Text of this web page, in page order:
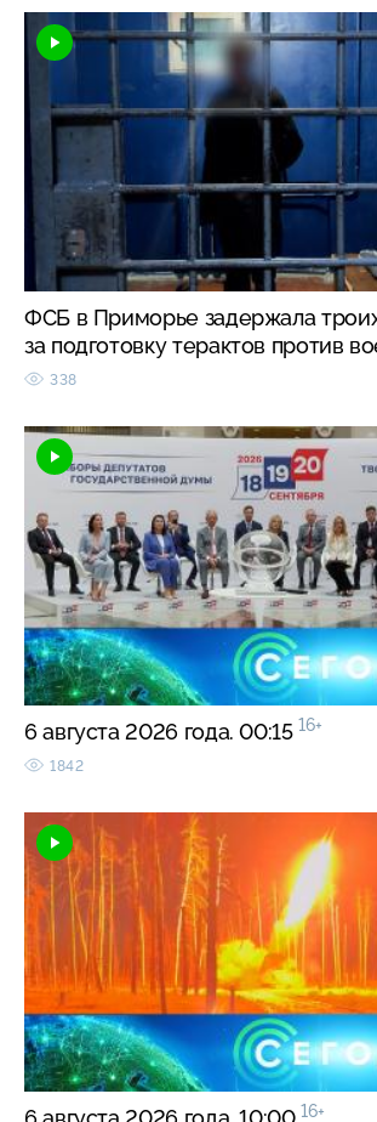
ФСБ в Приморье задержала
за подготовку терактов против
338
6 августа 2026 года. 00:15 16+
1842
16+